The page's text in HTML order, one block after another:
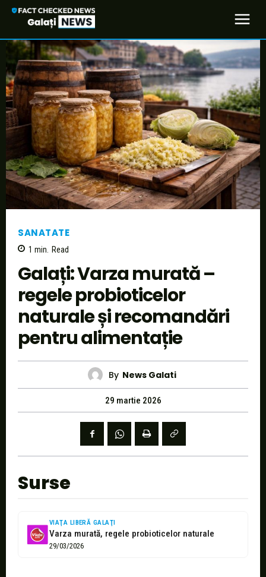
SANATATE
1 min. Read
Galați: Varza murată –
regele probioticelor
naturale și recomandări
pentru alimentație
By News Galati
29 martie 2026
Surse
VIAŢA LIBERĂ GALAŢI
Varza murată, regele probioticelor naturale
29/03/2026